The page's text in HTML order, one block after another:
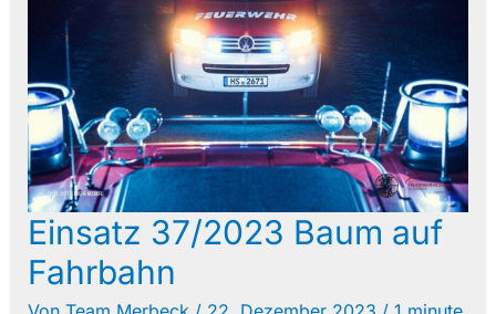
Einsatz 37/2023 Baum auf
Fahrbahn